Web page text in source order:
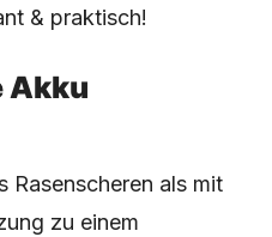
& praktisch!
Akku
Rasenscheren als mit
zu einem